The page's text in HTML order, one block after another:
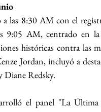
las 8:30 AM con el
9:05 AM, centrado en
históricas contra las
Jordan, incluyó a
Diane Redsky.
el panel "La